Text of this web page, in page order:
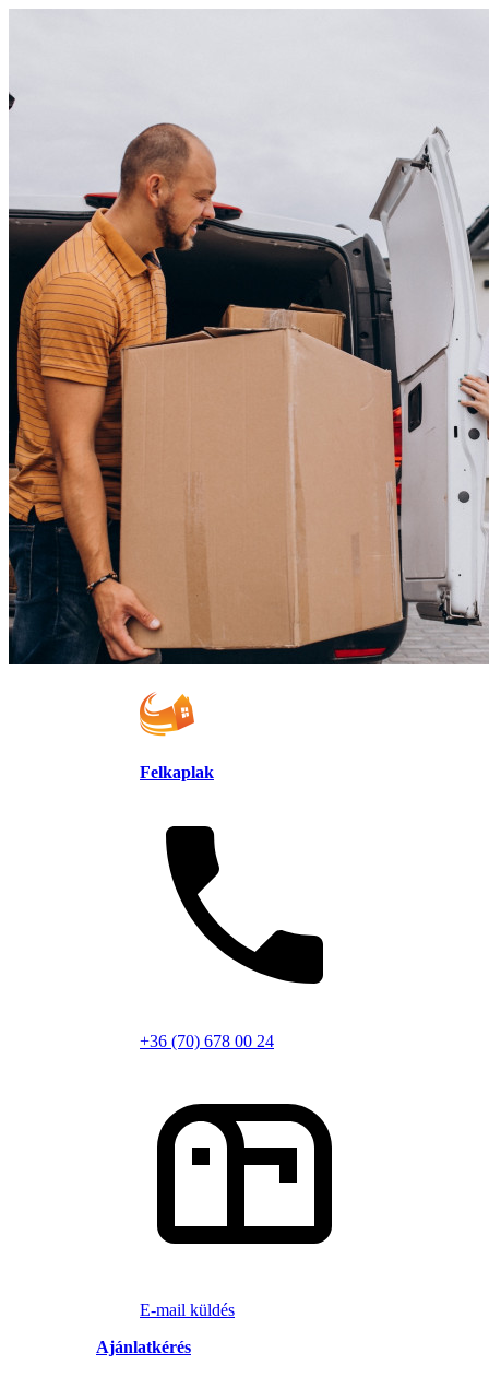
Felkaplak
+36 (70) 678 00 24
E-mail küldés
Ajánlatkérés